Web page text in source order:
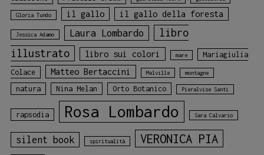
Gloria Tundo il gallo il gallo della foresta
Jessica Adamo Laura Lombardo
libro
illustrato
libro sui colori mare
Mariagiulia
Colace
Matteo Bertaccini Melville montagne
natura Nina Melan Orto Botanico Pieralvise Santi
rapsodia Rosa Lombardo Sara Calvario
silent book spiritualità VERONICA PIA